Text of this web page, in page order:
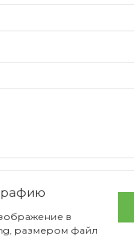
в
размером файл